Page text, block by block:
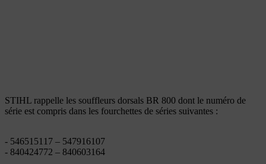
STIHL rappelle les souffleurs dorsals BR 800 dont le numéro de
série est compris dans les fourchettes de séries suivantes :
- 546515117 – 547916107
- 840424772 – 840603164